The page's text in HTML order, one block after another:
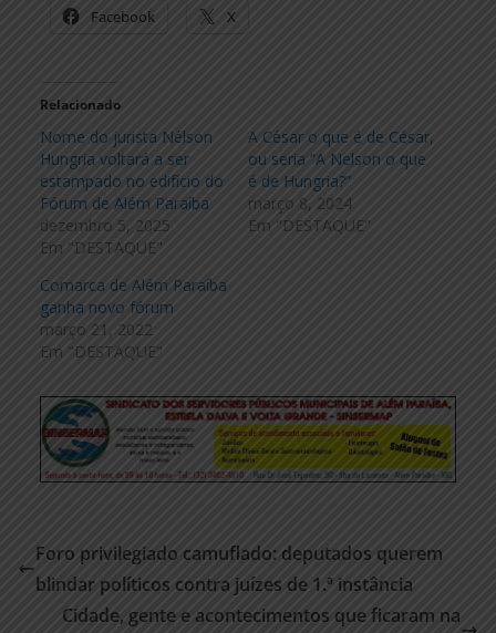
Facebook X
Relacionado
Nome do jurista Nélson
Hungria voltará a ser
estampado no edifício do
Fórum de Além Paraíba
dezembro 5, 2025
Em "DESTAQUE"
A César o que é de César,
ou seria “A Nelson o que
é de Hungria?”
março 8, 2024
Em "DESTAQUE"
Comarca de Além Paraíba
ganha novo fórum
março 21, 2022
Em "DESTAQUE"
Foro privilegiado camuflado: deputados querem
blindar políticos contra juízes de 1.ª instância
Cidade, gente e acontecimentos que ficaram na